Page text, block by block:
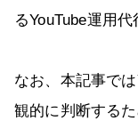
るYouTube運用
なお、本記事で
観的に判断する